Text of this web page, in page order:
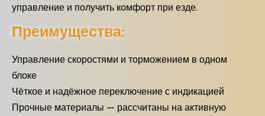
управление и получить комфорт при езде.
Преимущества:
Управление скоростями и торможением в одном
блоке
Чёткое и надёжное переключение с индикацией
Прочные материалы — рассчитаны на активную